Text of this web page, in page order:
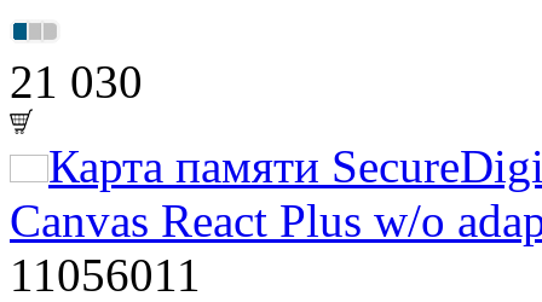
21 030
Карта памяти
Canvas React Plus w/o
11056011